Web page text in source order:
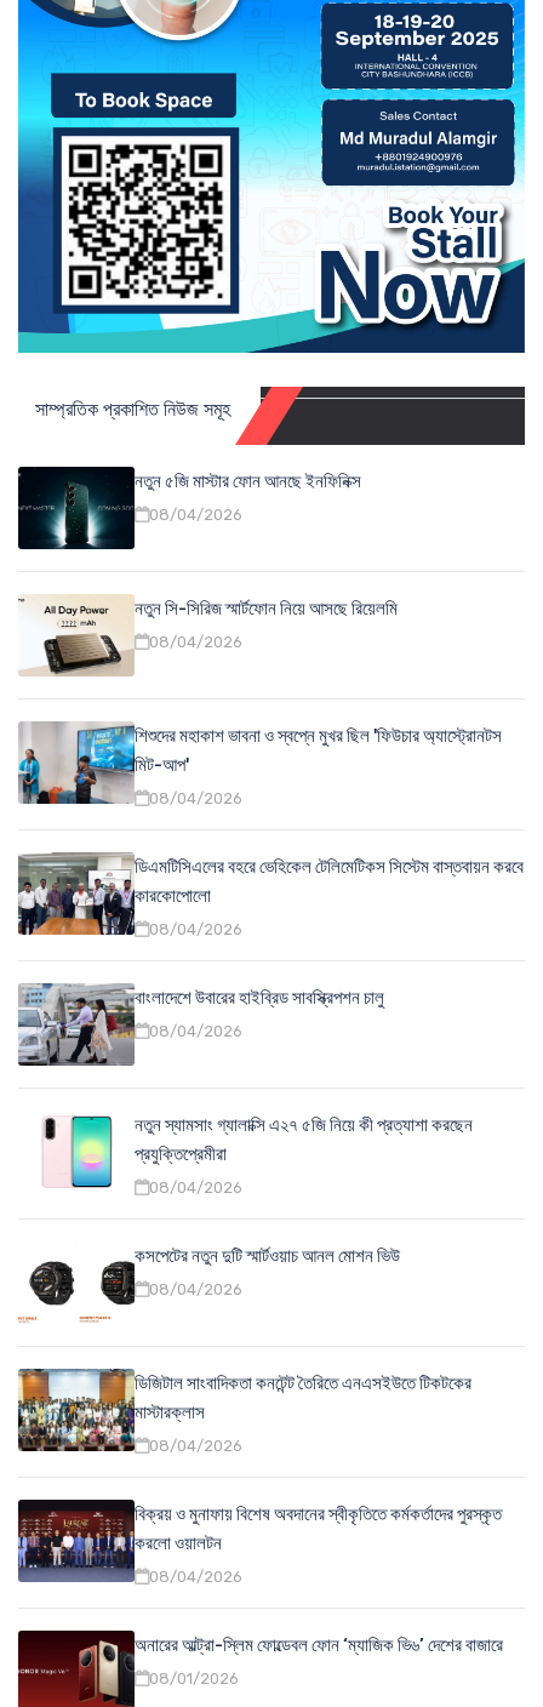
সাম্প্রতিক প্রকাশিত নিউজ সমূহ
নতুন ৫জি মাস্টার ফোন আনছে ইনফিনিক্স
08/04/2026
নতুন সি-সিরিজ স্মার্টফোন নিয়ে আসছে রিয়েলমি
08/04/2026
শিশুদের মহাকাশ ভাবনা ও স্বপ্নে মুখর ছিল 'ফিউচার অ্যাস্ট্রোনটস
মিট-আপ'
08/04/2026
ডিএমটিসিএলের বহরে ভেহিকেল টেলিমেটিকস সিস্টেম বাস্তবায়ন করবে
কারকোপোলো
08/04/2026
বাংলাদেশে উবারের হাইব্রিড সাবস্ক্রিপশন চালু
08/04/2026
নতুন স্যামসাং গ্যালাক্সি এ২৭ ৫জি নিয়ে কী প্রত্যাশা করছেন
প্রযুক্তিপ্রেমীরা
08/04/2026
কসপেটের নতুন দুটি স্মার্টওয়াচ আনল মোশন ভিউ
08/04/2026
ডিজিটাল সাংবাদিকতা কনটেন্ট তৈরিতে এনএসইউতে টিকটকের
মাস্টারক্লাস
08/04/2026
বিক্রয় ও মুনাফায় বিশেষ অবদানের স্বীকৃতিতে কর্মকর্তাদের পুরস্কৃত
করলো ওয়ালটন
08/04/2026
অনারের আল্ট্রা-স্লিম ফোল্ডেবল ফোন ‘ম্যাজিক ভি৬’ দেশের বাজারে
08/01/2026